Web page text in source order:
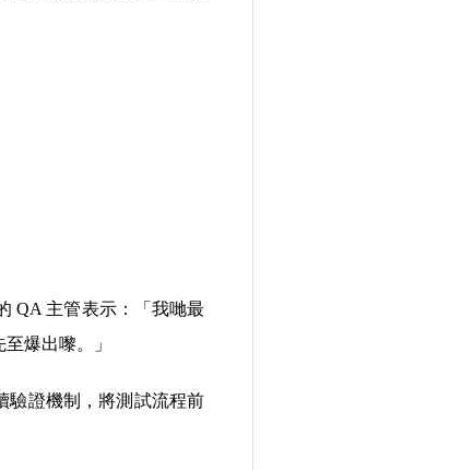
QA 主管表示：「我哋最
爆出嚟。」
證機制，將測試流程前